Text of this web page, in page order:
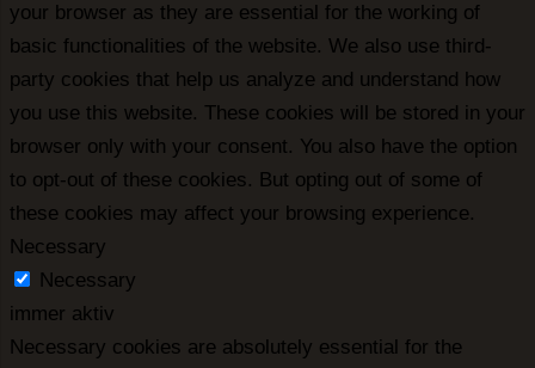
your browser as they are essential for the working of
basic functionalities of the website. We also use third-
party cookies that help us analyze and understand how
you use this website. These cookies will be stored in your
browser only with your consent. You also have the option
to opt-out of these cookies. But opting out of some of
these cookies may affect your browsing experience.
Necessary
Necessary
immer aktiv
Necessary cookies are absolutely essential for the